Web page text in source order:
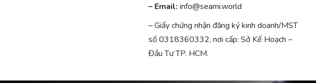
– Email: info@seami.world
– Giấy chứng nhận đăng ký kinh doanh/MST
số 0318360332, nơi cấp: Sở Kế Hoạch –
Đầu Tư TP. HCM.